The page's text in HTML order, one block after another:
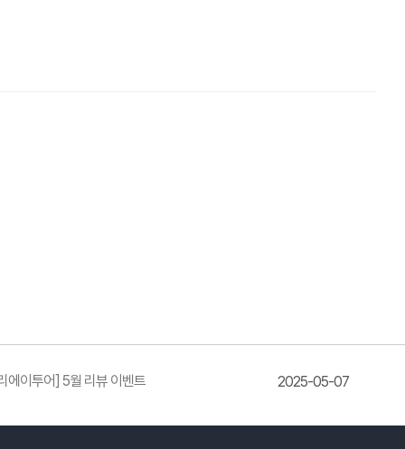
에이투어] 5월 리뷰 이벤트 2025-05-07